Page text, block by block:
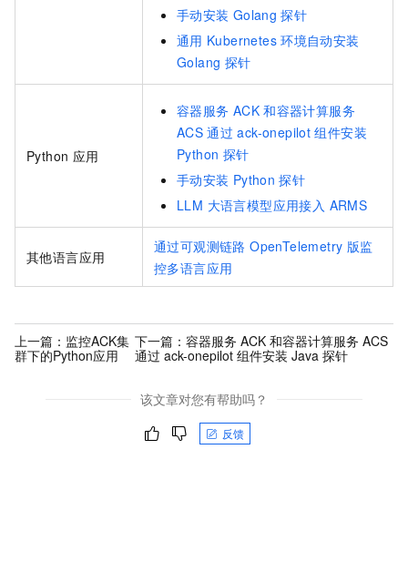
手动安装 Golang 探针
通用 Kubernetes 环境自动安装
Golang 探针
Python 应用
容器服务 ACK 和容器计算服务
ACS 通过 ack-onepilot 组件安装
Python 探针
手动安装 Python 探针
LLM 大语言模型应用接入 ARMS
其他语言应用
通过可观测链路 OpenTelemetry 版监
控多语言应用
上一篇： 监控ACK集
群下的Python应用
下一篇：容器服务 ACK 和容器计算服务 ACS
通过 ack-onepilot 组件安装 Java 探针
该文章对您有帮助吗？
反馈